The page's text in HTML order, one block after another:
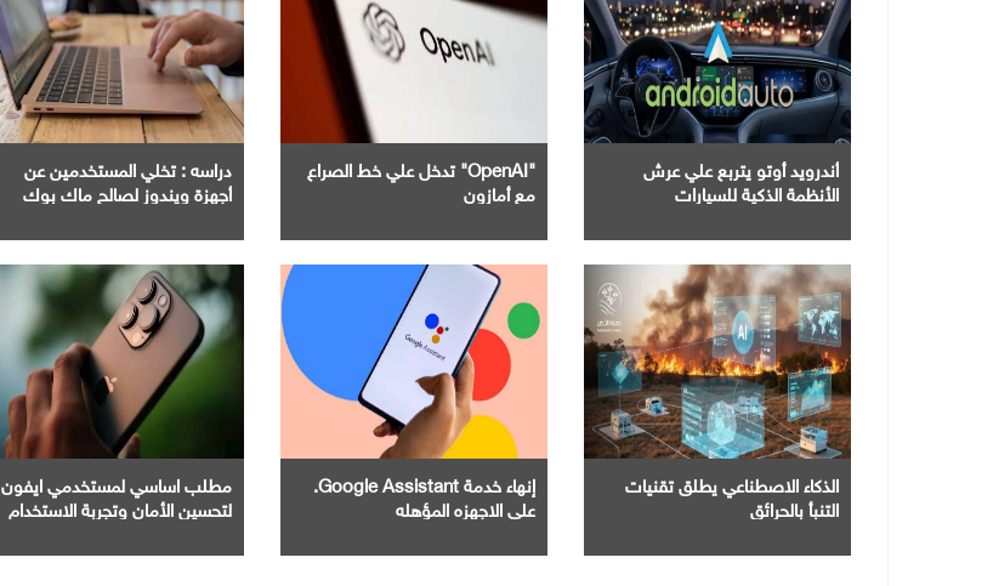
أندرويد أوتو يتربع علي عرش
الأنظمة الذكية للسيارات
"OpenAI" تدخل علي خط الصراع
مع أمازون
دراسه : تخلي المستخدمين عن
أجهزة ويندوز لصالح ماك بوك
الذكاء الاصطناعي يطلق تقنيات
التنبأ بالحرائق
إنهاء خدمة Google Assistant.
علي الاجهزه المؤهله
مطلب اساسي لمستخدمي ايفون
لتحسين الأمان وتجربة الاستخدام